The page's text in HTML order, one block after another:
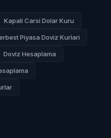
Kapali Carsi Dolar Kuru
Piyasa Doviz Kurlari
Doviz Hesaplama